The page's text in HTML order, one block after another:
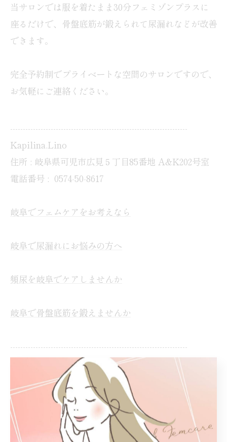
当サロンでは服を着たまま30分フェミゾンプラスに
座るだけで、骨盤底筋が鍛えられて尿漏れなどが改善
できます。
完全予約制でプライベートな空間のサロンですので、
お気軽にご連絡ください。
----------------------------------------------------------------------
Kapilina.Lino
住所 : 岐阜県可児市広見５丁目85番地 A&K202号室
電話番号 : 0574-50-8617
岐阜でフェムケアをお考えなら
岐阜で尿漏れにお悩みの方へ
頻尿を岐阜でケアしませんか
岐阜で骨盤底筋を鍛えませんか
----------------------------------------------------------------------
フェムケア 尿漏れ 頻尿 骨盤底筋
一覧に戻る 次のページ >